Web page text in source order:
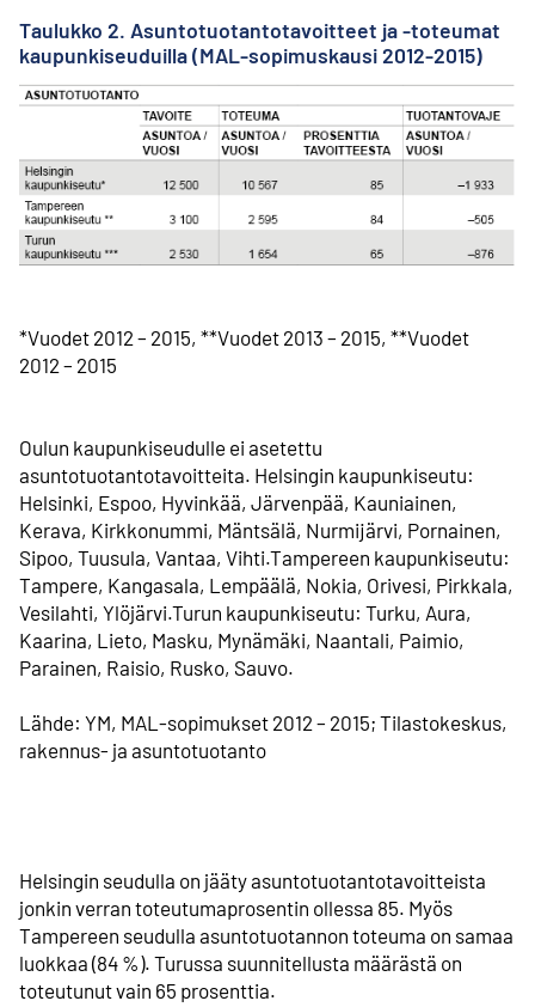
Taulukko 2. Asuntotuotantotavoitteet ja -toteumat
kaupunkiseuduilla (MAL-sopimuskausi 2012-2015)
*Vuodet 2012 – 2015, **Vuodet 2013 – 2015, **Vuodet
2012 – 2015
Oulun kaupunkiseudulle ei asetettu
asuntotuotantotavoitteita. Helsingin kaupunkiseutu:
Helsinki, Espoo, Hyvinkää, Järvenpää, Kauniainen,
Kerava, Kirkkonummi, Mäntsälä, Nurmijärvi, Pornainen,
Sipoo, Tuusula, Vantaa, Vihti.Tampereen kaupunkiseutu:
Tampere, Kangasala, Lempäälä, Nokia, Orivesi, Pirkkala,
Vesilahti, Ylöjärvi.Turun kaupunkiseutu: Turku, Aura,
Kaarina, Lieto, Masku, Mynämäki, Naantali, Paimio,
Parainen, Raisio, Rusko, Sauvo.
Lähde: YM, MAL-sopimukset 2012 – 2015; Tilastokeskus,
rakennus- ja asuntotuotanto
Helsingin seudulla on jääty asuntotuotanto­tavoitteista
jonkin verran toteutuma­prosentin ollessa 85. Myös
Tampereen seudulla asunto­tuotannon toteuma on samaa
luokkaa (84 %). Turussa suunnitellusta määrästä on
toteutunut vain 65 prosenttia.